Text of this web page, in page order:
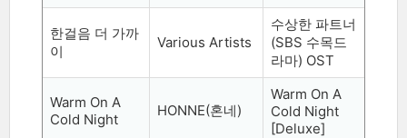
한걸음 더 가까
이
Various Artists
수상한 파트너
(SBS 수목드
라마) OST
Warm On A
Cold Night
HONNE(혼네)
Warm On A
Cold Night
[Deluxe]